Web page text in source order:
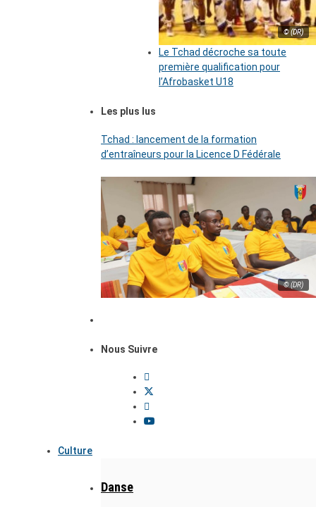
© (DR)
Le Tchad décroche sa toute
première qualification pour
l’Afrobasket U18
Les plus lus
Tchad : lancement de la formation
d’entraîneurs pour la Licence D Fédérale
© (DR)
Nous Suivre
Culture
Danse